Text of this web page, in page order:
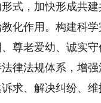
式，加快形成共
化作用。构建科
尊老爱幼、诚实
律法规体系，增
求、解决纠纷、